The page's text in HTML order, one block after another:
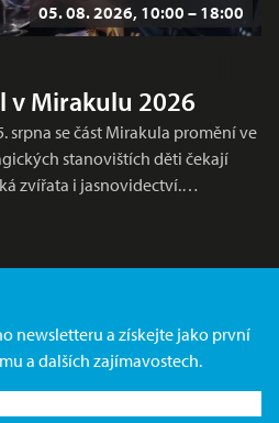
05. 08. 2026, 10:00 – 18:00
v Mirakulu 2026
srpna se část Mirakula promění ve
stanovištích děti čekají
zvířata i jasnovidectví.…
newsletteru a získejte jako první
a dalších zajímavostech.